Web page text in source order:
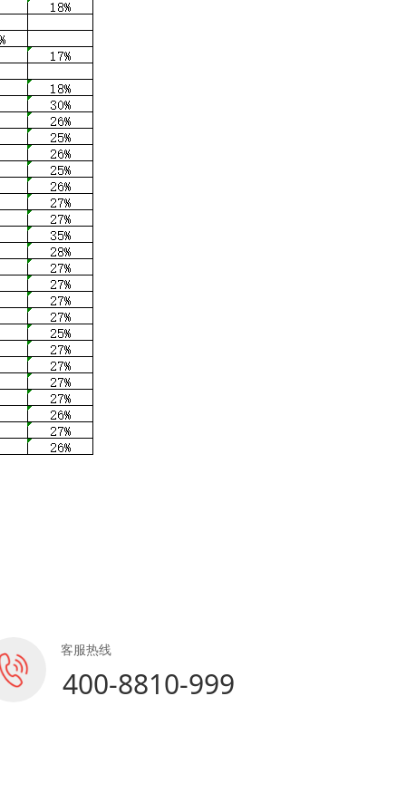
客服热线
400-8810-999